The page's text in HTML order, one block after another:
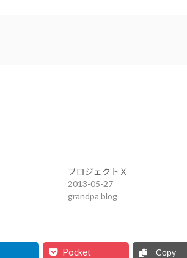
プロジェクトＸ
2013-05-27
grandpa blog
Pocket Copy